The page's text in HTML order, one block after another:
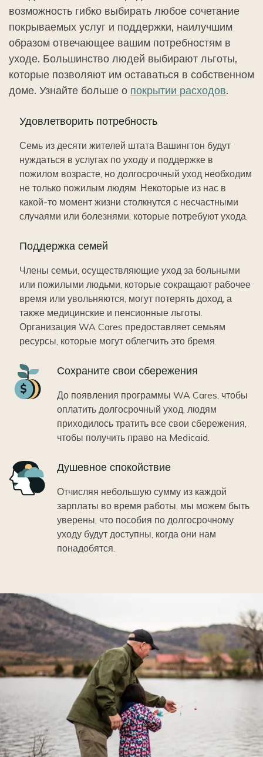
возможность гибко выбирать любое сочетание
покрываемых услуг и поддержки, наилучшим
образом отвечающее вашим потребностям в
уходе. Большинство людей выбирают льготы,
которые позволяют им оставаться в собственном
доме. Узнайте больше о покрытии расходов.
Удовлетворить потребность
Семь из десяти жителей штата Вашингтон будут
нуждаться в услугах по уходу и поддержке в
пожилом возрасте, но долгосрочный уход необходим
не только пожилым людям. Некоторые из нас в
какой-то момент жизни столкнутся с несчастными
случаями или болезнями, которые потребуют ухода.
Поддержка семей
Члены семьи, осуществляющие уход за больными
или пожилыми людьми, которые сокращают рабочее
время или увольняются, могут потерять доход, а
также медицинские и пенсионные льготы.
Организация WA Cares предоставляет семьям
ресурсы, которые могут облегчить это бремя.
Icon Сохраните свои сбережения
До появления программы WA Cares, чтобы
оплатить долгосрочный уход, людям
приходилось тратить все свои сбережения,
чтобы получить право на Medicaid.
Icon Душевное спокойствие
Отчисляя небольшую сумму из каждой
зарплаты во время работы, мы можем быть
уверены, что пособия по долгосрочному
уходу будут доступны, когда они нам
понадобятся.
Image